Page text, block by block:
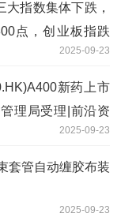
指数集体下跌，
点，创业板指跌
，银行股逆势上
成交额17135亿放
2025-09-23
新药上市
理局受理|前沿资
2025-09-23
套管自动缠胶布装
2025-09-23